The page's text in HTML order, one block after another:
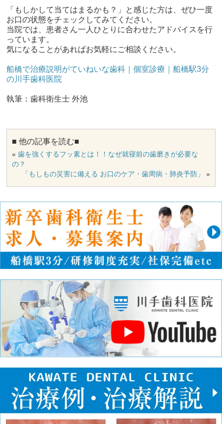
「もしかして当てはまるかも？」と感じた方は、ぜひ一度
お口の状態をチェックしてみてください。
当院では、患者さん一人ひとりに合わせたアドバイスを行
っています。
気になることがあればお気軽にご相談ください。
船橋で治療説明がていねいな歯科｜個室診療｜船橋駅3分
の川手歯科医院
執筆：歯科衛生士 外池
■ 他の記事を読む■
«歯を強くするフッ素とは！！なぜ就寝前の歯磨きが必要な
の？
「もしもの災害に備える お口のケア・歯周病・肺炎予防」
»